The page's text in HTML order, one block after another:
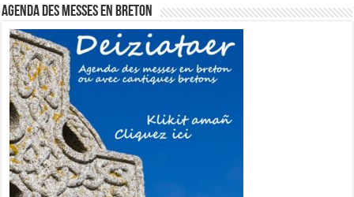
Agenda des messes en breton